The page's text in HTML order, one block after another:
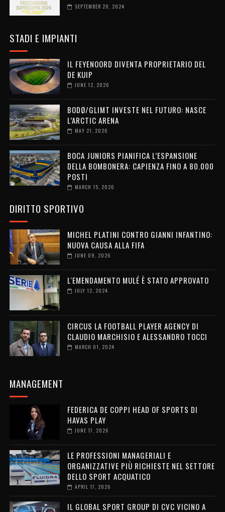
SEPTEMBER 20, 2024
STADI E IMPIANTI
IL FEYENOORD DIVENTA PROPRIETARIO DEL
DE KUIP
JUNE 12, 2026
BODØ/GLIMT INVESTE NEL FUTURO: NASCE
L’ARCTIC ARENA
MAY 21, 2026
BOCA JUNIORS PIANIFICA L’ESPANSIONE
DELLA BOMBONERA: CAPIENZA FINO A 80.000
POSTI
MARCH 15, 2026
DIRITTO SPORTIVO
MICHEL PLATINI CONTRO GIANNI INFANTINO:
NUOVA CAUSA ALLA FIFA
JUNE 09, 2026
L'EMENDAMENTO MULÉ È STATO APPROVATO
JULY 12, 2024
CIRCUS LA FOOTBALL PLAYER AGENCY DI
CLAUDIO MARCHISIO E ALESSANDRO TOCCI
MARCH 01, 2024
MANAGEMENT
FEDERICA DE COPPI HEAD OF SPORTS DI
HAVAS PLAY
JUNE 17, 2026
LE PROFESSIONI MANAGERIALI E
ORGANIZZATIVE PIÙ RICHIESTE NEL SETTORE
DELLO SPORT ACQUATICO
APRIL 17, 2026
IL GLOBAL SPORT GROUP DI CVC VICINO A